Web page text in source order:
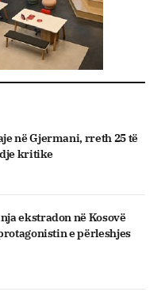
në Gjermani, rreth 25 të
kritike
ekstradon në Kosovë
e përleshjes